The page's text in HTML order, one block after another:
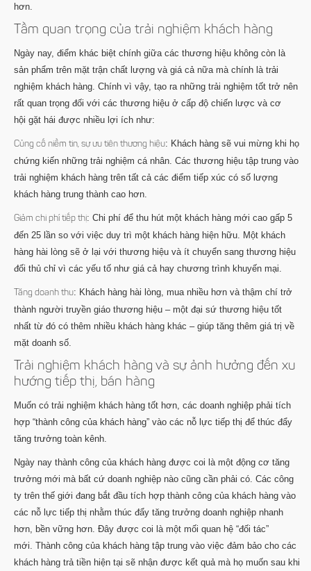
hơn.
Tầm quan trọng của trải nghiệm khách hàng
Ngày nay, điểm khác biệt chính giữa các thương hiệu không còn là
sản phẩm trên mặt trận chất lượng và giá cả nữa mà chính là trải
nghiệm khách hàng. Chính vì vậy, tạo ra những trải nghiệm tốt trở nên
rất quan trọng đối với các thương hiệu ở cấp độ chiến lược và cơ
hội gặt hái được nhiều lợi ích như:
Củng cố niềm tin, sự ưu tiên thương hiệu: Khách hàng sẽ vui mừng khi họ
chứng kiến những trải nghiệm cá nhân. Các thương hiệu tập trung vào
trải nghiệm khách hàng trên tất cả các điểm tiếp xúc có số lượng
khách hàng trung thành cao hơn.
Giảm chi phí tiếp thị: Chi phí để thu hút một khách hàng mới cao gấp 5
đến 25 lần so với việc duy trì một khách hàng hiện hữu. Một khách
hàng hài lòng sẽ ở lại với thương hiệu và ít chuyển sang thương hiệu
đối thủ chỉ vì các yếu tố như giá cả hay chương trình khuyến mại.
Tăng doanh thu: Khách hàng hài lòng, mua nhiều hơn và thậm chí trở
thành người truyền giáo thương hiệu – một đại sứ thương hiệu tốt
nhất từ đó có thêm nhiều khách hàng khác – giúp tăng thêm giá trị về
mặt doanh số.
Trải nghiệm khách hàng và sự ảnh hưởng đến xu
hướng tiếp thị, bán hàng
Muốn có trải nghiệm khách hàng tốt hơn, các doanh nghiệp phải tích
hợp “thành công của khách hàng” vào các nỗ lực tiếp thị để thúc đẩy
tăng trưởng toàn kênh.
Ngày nay thành công của khách hàng được coi là một động cơ tăng
trưởng mới mà bất cứ doanh nghiệp nào cũng cần phải có. Các công
ty trên thế giới đang bắt đầu tích hợp thành công của khách hàng vào
các nỗ lực tiếp thị nhằm thúc đẩy tăng trưởng doanh nghiệp nhanh
hơn, bền vững hơn. Đây được coi là một mối quan hệ “đối tác”
mới. Thành công của khách hàng tập trung vào việc đảm bảo cho các
khách hàng trả tiền hiện tại sẽ nhận được kết quả mà họ muốn sau khi